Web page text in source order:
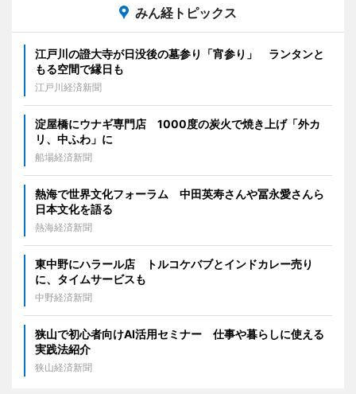
みん経トピックス
江戸川の證大寺が日没後の墓参り「宵参り」 ランタンと
もる空間で縁日も
江戸川経済新聞
淀屋橋にウナギ専門店 1000度の炭火で焼き上げ「外カ
リ、中ふわ」に
船場経済新聞
熱海で世界文化フォーラム 中田英寿さんや冨永愛さんら
日本文化を語る
熱海経済新聞
東中野にハラール店 トルコケバブとインドカレー売り
に、タイムサービスも
中野経済新聞
狭山で初心者向けAI活用セミナー 仕事や暮らしに使える
実践法紹介
狭山経済新聞